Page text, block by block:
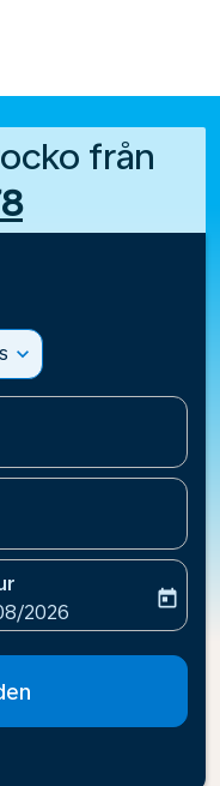
från
expand_more
labelreturn-date-
2026
today